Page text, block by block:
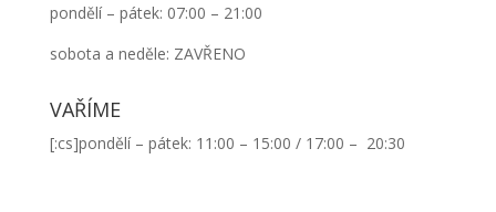
pondělí – pátek: 07:00 – 21:00
sobota a neděle: ZAVŘENO
VAŘÍME
[:cs]pondělí – pátek: 11:00 – 15:00 / 17:00 – 20:30